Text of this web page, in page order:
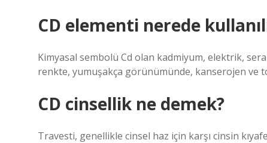
CD elementi nerede
Kimyasal sembolü Cd olan kadmiyum, elektrik,
renkte, yumuşakça görünümünde, kanserojen ve
CD cinsellik ne demek?
Travesti, genellikle cinsel haz için karşı cinsin